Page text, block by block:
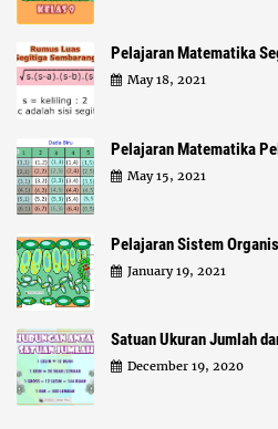
Pelajaran Matematika
May 18, 2021
Pelajaran Matematika
May 15, 2021
Pelajaran Sistem
January 19, 2021
Satuan Ukuran Jumlah
December 19, 2020